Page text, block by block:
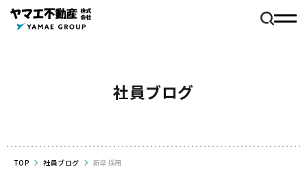
社員ブログ
TOP 社員ブログ 新卒採用